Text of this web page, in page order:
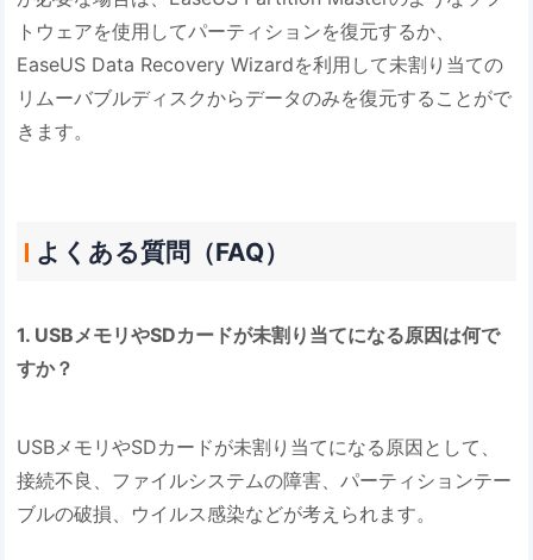
トウェアを使用してパーティションを復元するか、
EaseUS Data Recovery Wizardを利用して未割り当ての
リムーバブルディスクからデータのみを復元することがで
きます。
よくある質問（FAQ）
1. USBメモリやSDカードが未割り当てになる原因は何で
すか？
USBメモリやSDカードが未割り当てになる原因として、
接続不良、ファイルシステムの障害、パーティションテー
ブルの破損、ウイルス感染などが考えられます。